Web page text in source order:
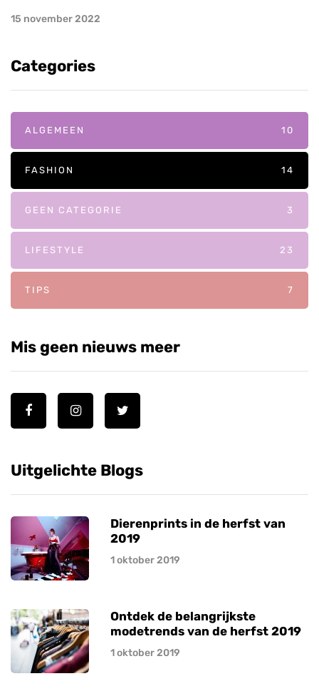
15 november 2022
Categories
ALGEMEEN 10
FASHION 14
GEEN CATEGORIE 3
LIFESTYLE 23
TIPS 7
Mis geen nieuws meer
Uitgelichte Blogs
Dierenprints in de herfst van
2019
1 oktober 2019
Ontdek de belangrijkste
modetrends van de herfst 2019
1 oktober 2019